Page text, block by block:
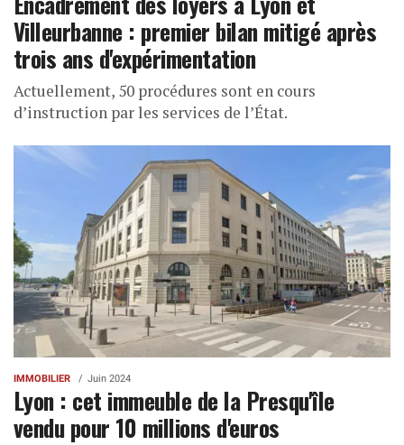
Villeurbanne : premier bilan mitigé après
trois ans d'expérimentation
Actuellement, 50 procédures sont en cours
d’instruction par les services de l’État.
IMMOBILIER Juin 2024
Lyon : cet immeuble de la Presqu'île
vendu pour 10 millions d'euros